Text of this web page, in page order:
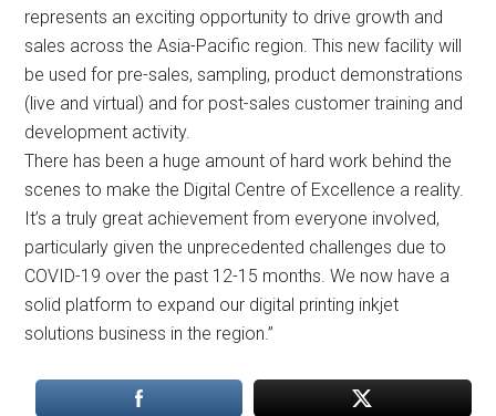
represents an exciting opportunity to drive growth and
sales across the Asia-Pacific region. This new facility will
be used for pre-sales, sampling, product demonstrations
(live and virtual) and for post-sales customer training and
development activity.
There has been a huge amount of hard work behind the
scenes to make the Digital Centre of Excellence a reality.
It’s a truly great achievement from everyone involved,
particularly given the unprecedented challenges due to
COVID-19 over the past 12-15 months. We now have a
solid platform to expand our digital printing inkjet
solutions business in the region.”